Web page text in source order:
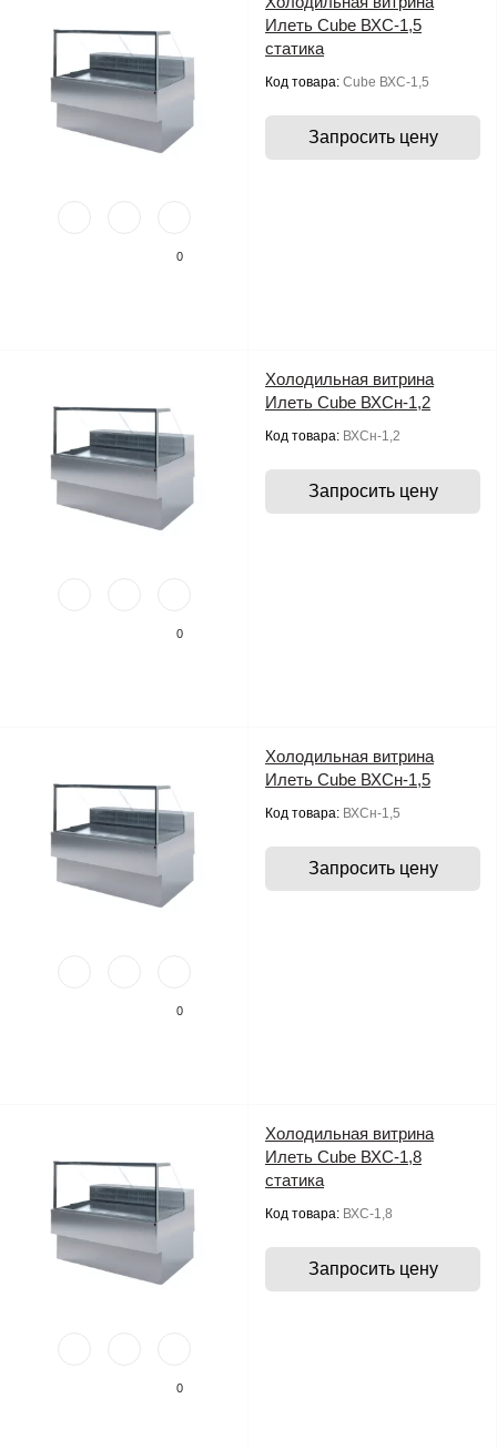
0
Илеть Cube ВХС-1,5
статика
Код товара: Cube ВХС-1,5
Запросить цену
0
Холодильная витрина
Илеть Cube ВХСн-1,2
Код товара: ВХСн-1,2
Запросить цену
0
Холодильная витрина
Илеть Cube ВХСн-1,5
Код товара: ВХСн-1,5
Запросить цену
0
Холодильная витрина
Илеть Cube ВХС-1,8
статика
Код товара: ВХС-1,8
Запросить цену